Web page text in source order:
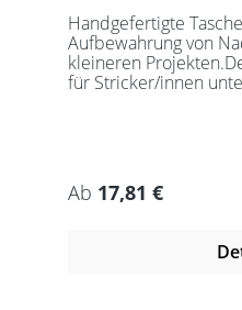
Handgefertigte
Aufbewahrung von
kleineren
für Stricker/innen
Regulärer Preis:
Ab 17,81 €